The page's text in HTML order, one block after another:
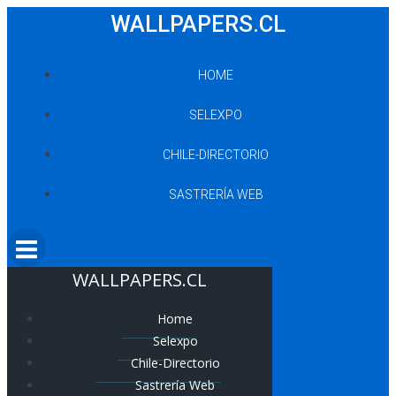
WALLPAPERS.CL
HOME
SELEXPO
CHILE-DIRECTORIO
SASTRERÍA WEB
WALLPAPERS.CL
Home
Selexpo
Chile-Directorio
Sastrería Web